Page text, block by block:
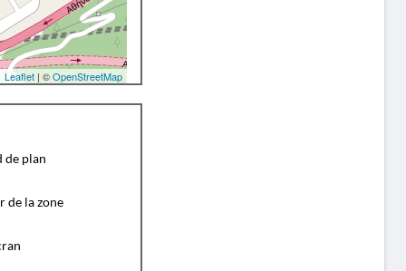
Leaflet| ©OpenStreetMap
de plan
de la zone